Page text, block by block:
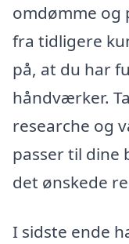
omdømme og
fra tidligere
på, at du har
håndværker.
researche og
passer til dine
det ønskede
I sidste ende